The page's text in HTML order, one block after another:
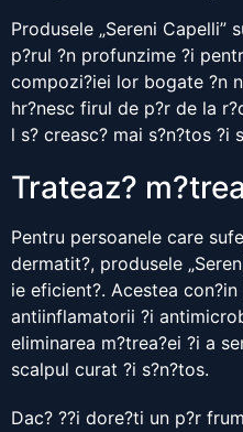
Produsele „Sereni Capelli”
p?rul ?n profunzime ?i
compozi?iei lor bogate ?n
hr?nesc firul de p?r de la
l s? creasc? mai s?n?tos ?i
Trateaz?
Pentru persoanele care
dermatit?, produsele
ie eficient?. Acestea
antiinflamatorii ?i
eliminarea m?trea?ei ?i a
scalpul curat ?i s?n?tos.
Dac? ??i dore?ti un p?r